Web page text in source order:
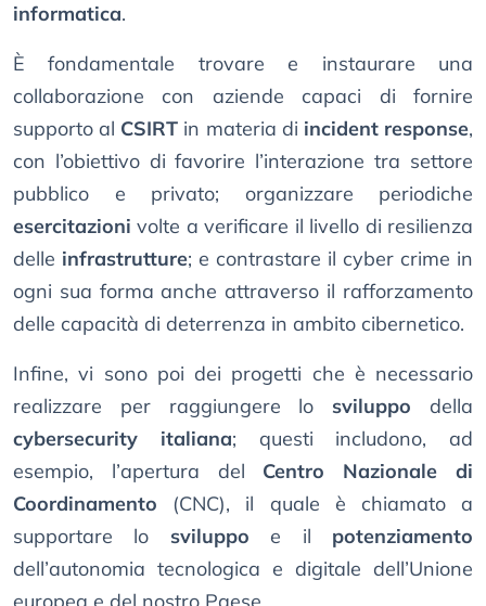
informatica.
È fondamentale trovare e instaurare una
collaborazione con aziende capaci di fornire
supporto al CSIRT in materia di incident response,
con l’obiettivo di favorire l’interazione tra settore
pubblico e privato; organizzare periodiche
esercitazioni volte a verificare il livello di resilienza
delle infrastrutture; e contrastare il cyber crime in
ogni sua forma anche attraverso il rafforzamento
delle capacità di deterrenza in ambito cibernetico.
Infine, vi sono poi dei progetti che è necessario
realizzare per raggiungere lo sviluppo della
cybersecurity italiana; questi includono, ad
esempio, l’apertura del Centro Nazionale di
Coordinamento (CNC), il quale è chiamato a
supportare lo sviluppo e il potenziamento
dell’autonomia tecnologica e digitale dell’Unione